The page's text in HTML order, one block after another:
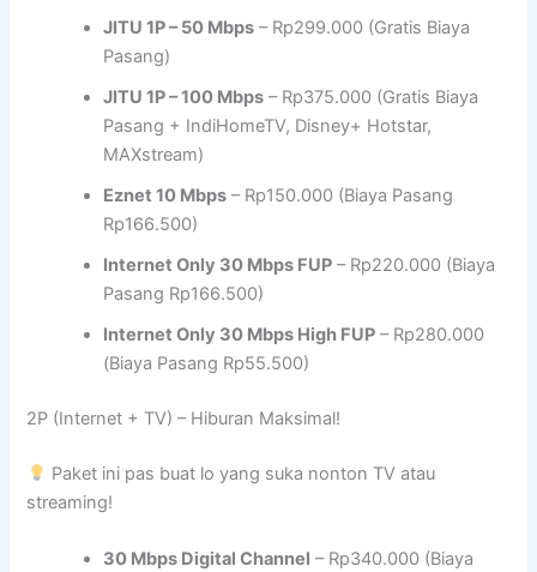
JITU 1P – 50 Mbps – Rp299.000 (Gratis Biaya
Pasang)
JITU 1P – 100 Mbps – Rp375.000 (Gratis Biaya
Pasang + IndiHomeTV, Disney+ Hotstar,
MAXstream)
Eznet 10 Mbps – Rp150.000 (Biaya Pasang
Rp166.500)
Internet Only 30 Mbps FUP – Rp220.000 (Biaya
Pasang Rp166.500)
Internet Only 30 Mbps High FUP – Rp280.000
(Biaya Pasang Rp55.500)
2P (Internet + TV) – Hiburan Maksimal!
Paket ini pas buat lo yang suka nonton TV atau
streaming!
30 Mbps Digital Channel – Rp340.000 (Biaya